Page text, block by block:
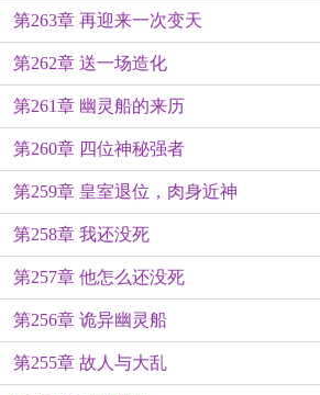
第263章 再迎来一次变天
第262章 送一场造化
第261章 幽灵船的来历
第260章 四位神秘强者
第259章 皇室退位，肉身近神
第258章 我还没死
第257章 他怎么还没死
第256章 诡异幽灵船
第255章 故人与大乱